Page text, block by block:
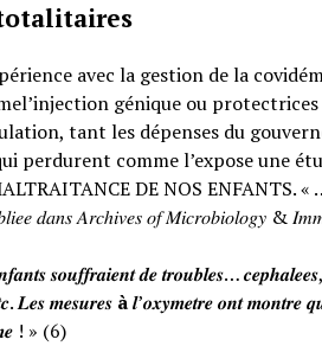
avec la gestion de la
génique ou
tant les dépenses du
perdurent comme l’expose une
DE NOS ENFANTS. « … : «
𝑑𝑎𝑛𝑠 𝐴𝑟𝑐ℎ𝑖𝑣𝑒𝑠 𝑜𝑓 𝑀𝑖𝑐𝑟𝑜𝑏𝑖𝑜𝑙𝑜𝑔𝑦 &
𝒔𝒐𝒖𝒇𝒇𝒓𝒂𝒊𝒆𝒏𝒕 𝒅𝒆 𝒕𝒓𝒐𝒖𝒃𝒍𝒆𝒔…
𝑳𝒆𝒔 𝒎𝒆𝒔𝒖𝒓𝒆𝒔 à𝒍’𝒐𝒙𝒚𝒎𝒆𝒕𝒓𝒆 𝒐𝒏𝒕 𝒎𝒐𝒏𝒕𝒓𝒆
! » (6)